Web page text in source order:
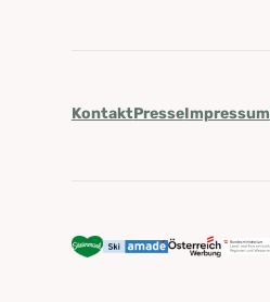
KontaktPresseImpressum